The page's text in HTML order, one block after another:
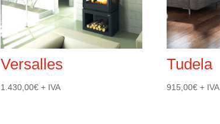
Versalles
1.430,00€ + IVA
Tudela
915,00€ + IVA